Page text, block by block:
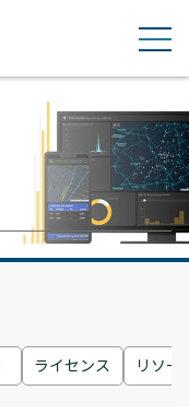
ライセンス リソー